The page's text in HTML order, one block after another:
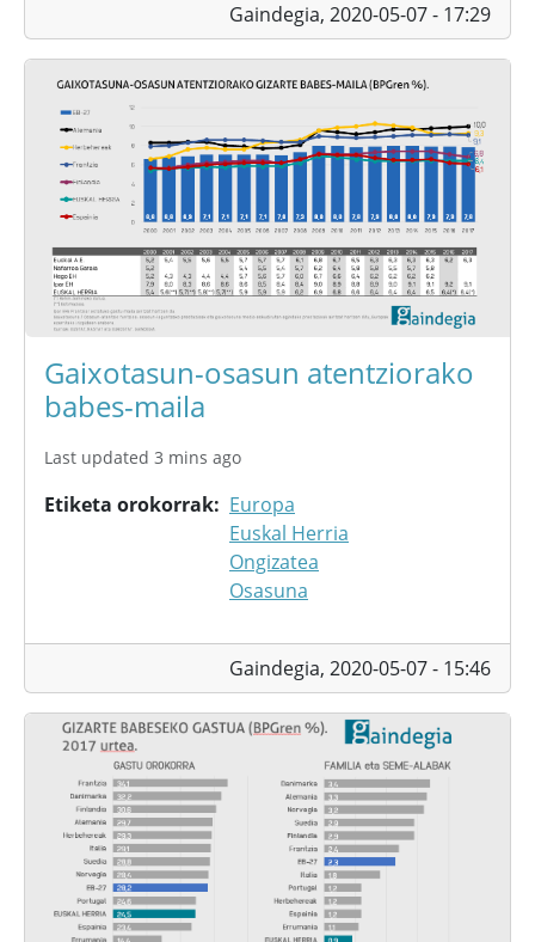
Gaindegia, 2020-05-07 - 17:29
Gaixotasun-osasun atentziorako
babes-maila
Last updated 3 mins ago
Etiketa orokorrak
Europa
Euskal Herria
Ongizatea
Osasuna
Gaindegia, 2020-05-07 - 15:46